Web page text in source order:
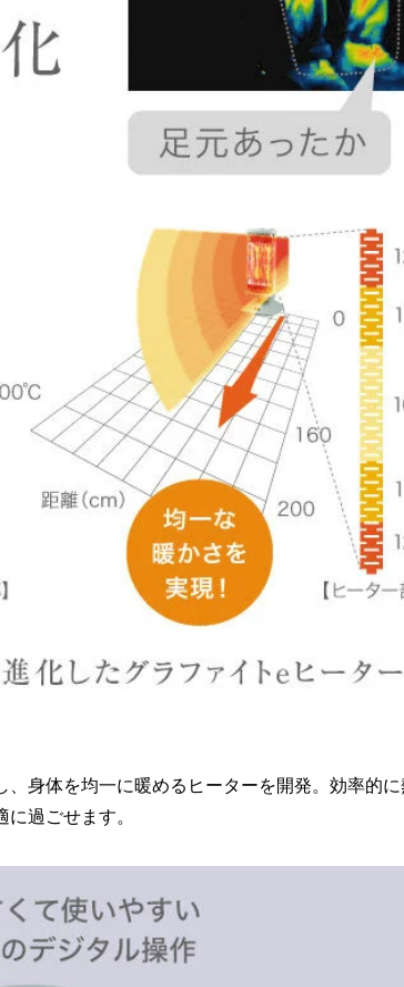
身体を均一に暖めるヒーターを開発。効率的に
過ごせます。